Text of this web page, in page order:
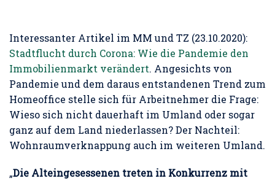
Interessanter Artikel im MM und TZ (23.10.2020):
Stadtflucht durch Corona: Wie die Pandemie den
Immobilienmarkt verändert. Angesichts von
Pandemie und dem daraus entstandenen Trend zum
Homeoffice stelle sich für Arbeitnehmer die Frage:
Wieso sich nicht dauerhaft im Umland oder sogar
ganz auf dem Land niederlassen? Der Nachteil:
Wohnraumverknappung auch im weiteren Umland.
„Die Alteingesessenen treten in Konkurrenz mit